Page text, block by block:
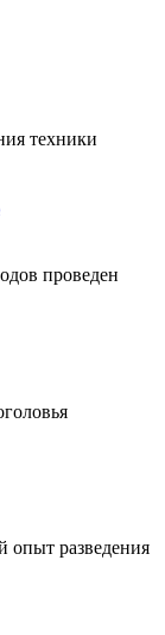
техники
проведен
опыт разведения